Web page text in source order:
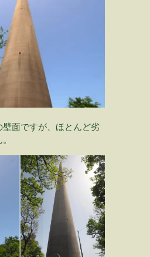
面ですが、ほとんど劣